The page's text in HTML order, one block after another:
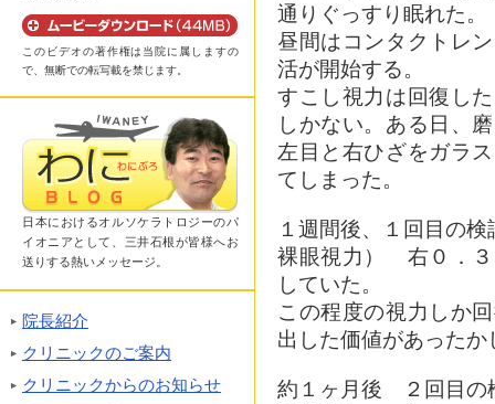
このビデオの著作権は当院に属しますの
で、無断での転写載を禁じます。
日本におけるオルソケラトロジーのパ
イオニアとして、三井石根が皆様へお
送りする熱いメッセージ。
院長紹介
クリニックのご案内
クリニックからのお知らせ
通りぐっすり眠れた。
昼間はコンタクトレ
活が開始する。
すこし視力は回復し
しかない。ある日、
左目と右ひざをガラ
てしまった。
１週間後、１回目の検
裸眼視力） 右０．
していた。
この程度の視力しか
出した価値があったか
約１ヶ月後 ２回目の